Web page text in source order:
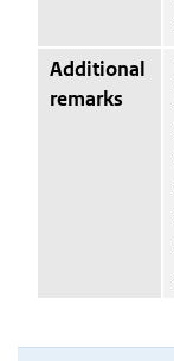
Additional
remarks